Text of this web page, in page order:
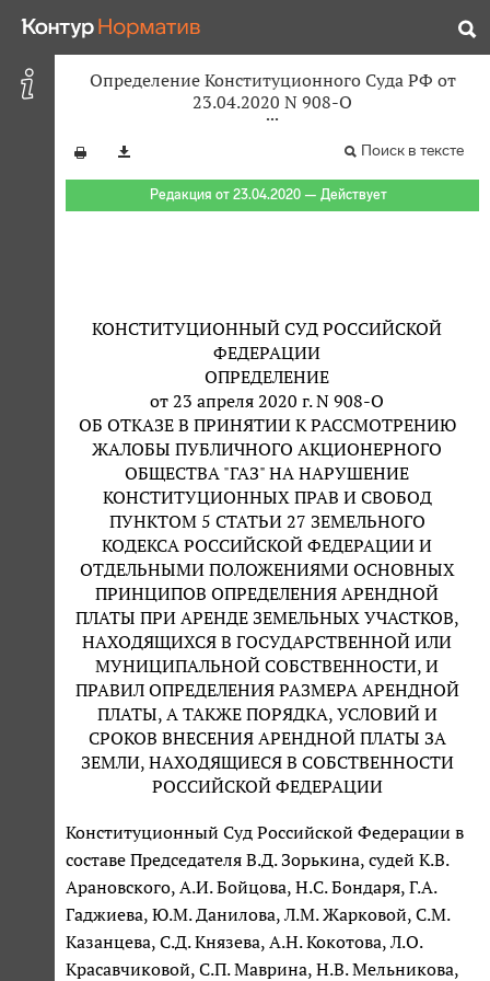
Определение Конституционного Суда РФ от
23.04.2020 N 908-О
Поиск в тексте
Редакция от 23.04.2020 — Действует
КОНСТИТУЦИОННЫЙ СУД РОССИЙСКОЙ
ФЕДЕРАЦИИ
ОПРЕДЕЛЕНИЕ
от 23 апреля 2020 г. N 908-О
ОБ ОТКАЗЕ В ПРИНЯТИИ К РАССМОТРЕНИЮ
ЖАЛОБЫ ПУБЛИЧНОГО АКЦИОНЕРНОГО
ОБЩЕСТВА "ГАЗ" НА НАРУШЕНИЕ
КОНСТИТУЦИОННЫХ ПРАВ И СВОБОД
ПУНКТОМ 5 СТАТЬИ 27 ЗЕМЕЛЬНОГО
КОДЕКСА РОССИЙСКОЙ ФЕДЕРАЦИИ И
ОТДЕЛЬНЫМИ ПОЛОЖЕНИЯМИ ОСНОВНЫХ
ПРИНЦИПОВ ОПРЕДЕЛЕНИЯ АРЕНДНОЙ
ПЛАТЫ ПРИ АРЕНДЕ ЗЕМЕЛЬНЫХ УЧАСТКОВ,
НАХОДЯЩИХСЯ В ГОСУДАРСТВЕННОЙ ИЛИ
МУНИЦИПАЛЬНОЙ СОБСТВЕННОСТИ, И
ПРАВИЛ ОПРЕДЕЛЕНИЯ РАЗМЕРА АРЕНДНОЙ
ПЛАТЫ, А ТАКЖЕ ПОРЯДКА, УСЛОВИЙ И
СРОКОВ ВНЕСЕНИЯ АРЕНДНОЙ ПЛАТЫ ЗА
ЗЕМЛИ, НАХОДЯЩИЕСЯ В СОБСТВЕННОСТИ
РОССИЙСКОЙ ФЕДЕРАЦИИ
Конституционный Суд Российской Федерации в
составе Председателя В.Д. Зорькина, судей К.В.
Арановского, А.И. Бойцова, Н.С. Бондаря, Г.А.
Гаджиева, Ю.М. Данилова, Л.М. Жарковой, С.М.
Казанцева, С.Д. Князева, А.Н. Кокотова, Л.О.
Красавчиковой, С.П. Маврина, Н.В. Мельникова,